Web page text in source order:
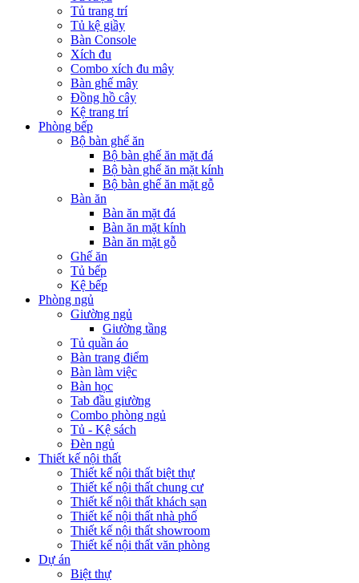
Tủ trang trí
Tủ kệ giầy
Bàn Console
Xích đu
Combo xích đu mây
Bàn ghế mây
Đồng hồ cây
Kệ trang trí
Phòng bếp
Bộ bàn ghế ăn
Bộ bàn ghế ăn mặt đá
Bộ bàn ghế ăn mặt kính
Bộ bàn ghế ăn mặt gỗ
Bàn ăn
Bàn ăn mặt đá
Bàn ăn mặt kính
Bàn ăn mặt gỗ
Ghế ăn
Tủ bếp
Kệ bếp
Phòng ngủ
Giường ngủ
Giường tầng
Tủ quần áo
Bàn trang điểm
Bàn làm việc
Bàn học
Tab đầu giường
Combo phòng ngủ
Tủ - Kệ sách
Đèn ngủ
Thiết kế nội thất
Thiết kế nội thất biệt thự
Thiết kế nội thất chung cư
Thiết kế nội thất khách sạn
Thiết kế nội thất nhà phố
Thiết kế nội thất showroom
Thiết kế nội thất văn phòng
Dự án
Biệt thự